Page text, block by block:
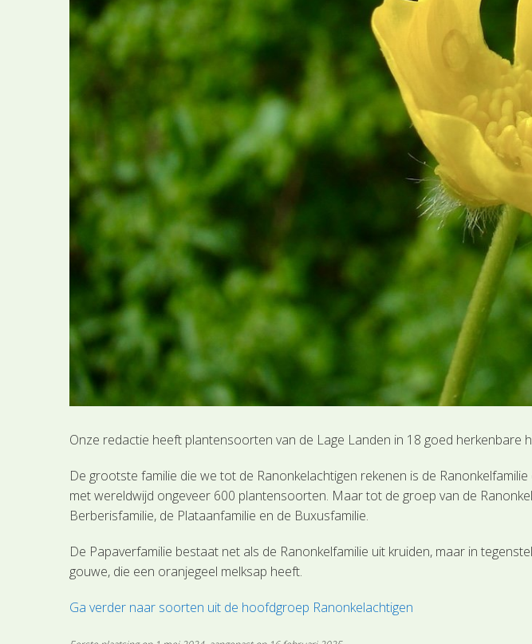
Onze redactie heeft plantensoorten van de Lage Landen in 18 goed herkenbare
De grootste familie die we tot de Ranonkelachtigen rekenen is de
met wereldwijd ongeveer 600 plantensoorten. Maar tot de groep van de
Berberisfamilie, de Plataanfamilie en de Buxusfamilie.
De Papaverfamilie bestaat net als de Ranonkelfamilie uit kruiden, maar in
gouwe, die een oranjegeel melksap heeft.
Ga verder naar soorten uit de hoofdgroep Ranonkelachtigen